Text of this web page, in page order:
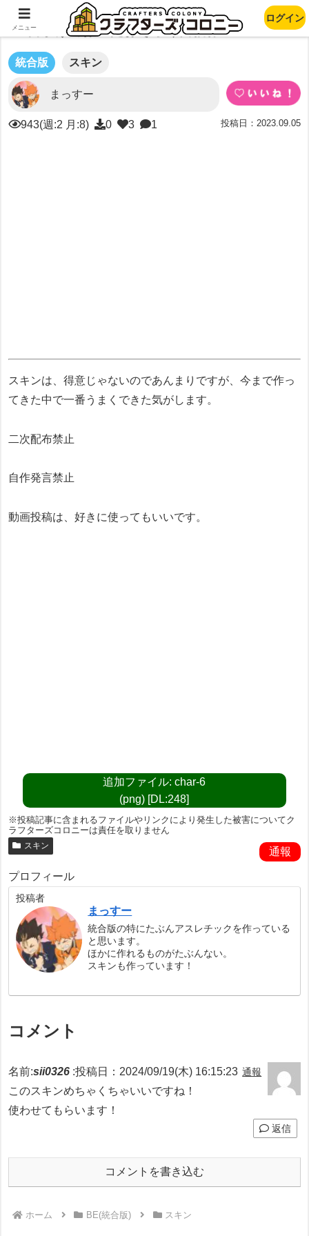
2日かけて作ったおそらく自信作
統合版 スキン
まっすー
943(週:2 月:8) 0 3 1 投稿日：2023.09.05
スキンは、得意じゃないのであんまりですが、今まで作っ
てきた中で一番うまくできた気がします。
二次配布禁止
自作発言禁止
動画投稿は、好きに使ってもいいです。
追加ファイル: char-6
(png) [DL:248]
※投稿記事に含まれるファイルやリンクにより発生した被害についてク
ラフターズコロニーは責任を取りません
通報
スキン
プロフィール
投稿者
まっすー
統合版の特にたぶんアスレチックを作っている
と思います。
ほかに作れるものがたぶんない。
スキンも作っています！
コメント
名前:sii0326 :投稿日：2024/09/19(木) 16:15:23 通報
このスキンめちゃくちゃいいですね！
使わせてもらいます！
返信
コメントを書き込む
ホーム BE(統合版) スキン
メニュー
ログイン